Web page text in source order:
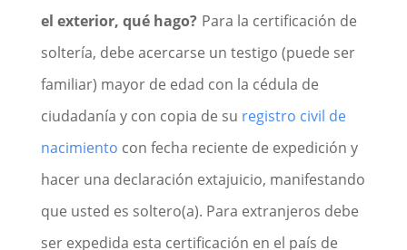
el exterior, qué hago? Para la certificación de
soltería, debe acercarse un testigo (puede ser
familiar) mayor de edad con la cédula de
ciudadanía y con copia de su registro civil de
nacimiento con fecha reciente de expedición y
hacer una declaración extajuicio, manifestando
que usted es soltero(a). Para extranjeros debe
ser expedida esta certificación en el país de